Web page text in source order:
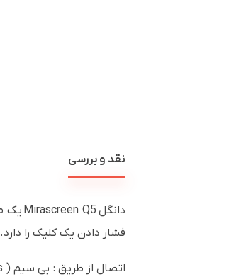
نقد و بررسی
فشار دادن یک کلیک را دارد.
اتصال از طریق : بی سیم ( Wireless )